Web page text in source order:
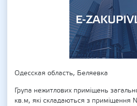
Одесская область, Беляевка
Група нежитлових приміщень
кв.м, які складаються з